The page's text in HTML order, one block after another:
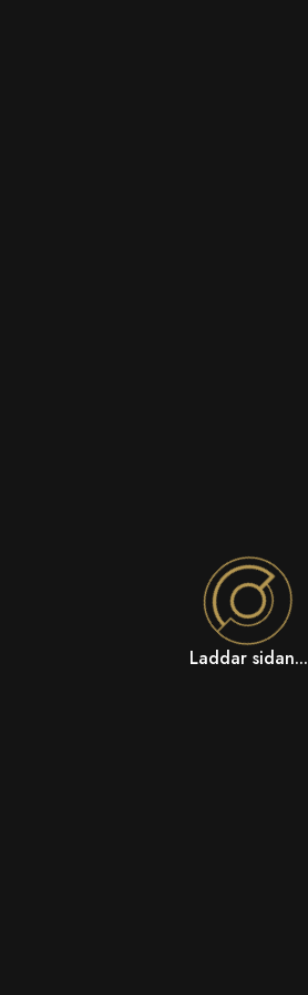
Laddar sidan...